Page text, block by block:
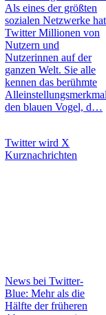
Als eines der größten
sozialen Netzwerke hat
Twitter Millionen von
Nutzern und
Nutzerinnen auf der
ganzen Welt. Sie alle
kennen das berühmte
den blauen Vogel, d…
Twitter wird X
Kurznachrichten
News bei Twitter-
Blue: Mehr als die
Hälfte der früheren